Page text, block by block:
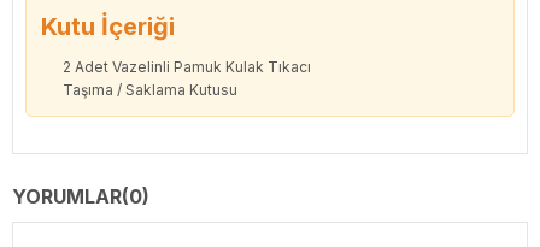
Kutu İçeriği
2 Adet Vazelinli Pamuk Kulak Tıkacı
Taşıma / Saklama Kutusu
YORUMLAR(0)